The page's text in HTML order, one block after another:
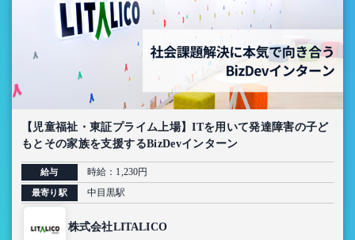
【児童福祉・東証プライム上場】ITを用いて発達障害の子ど
もとその家族を支援するBizDevインターン
給与 時給：1,230円
最寄り駅 中目黒駅
株式会社LITALICO